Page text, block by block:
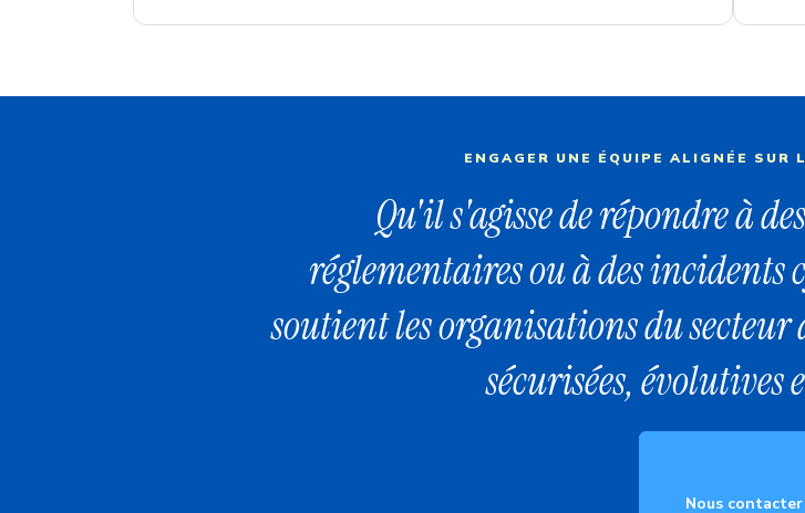
ENGAGER UNE ÉQUIPE ALIGNÉE SUR
Qu'il s'agisse de répondre à
réglementaires ou à des incidents
soutient les organisations du secteur
sécurisées, évolutives
Nous contacter